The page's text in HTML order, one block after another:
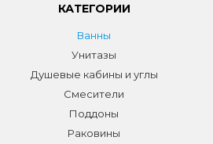
КАТЕГОРИИ
Ванны
Унитазы
Душевые кабины и углы
Смесители
Поддоны
Раковины